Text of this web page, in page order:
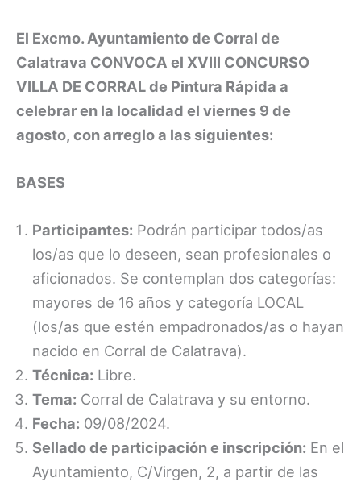
El Excmo. Ayuntamiento de Corral de
Calatrava CONVOCA el XVIII CONCURSO
VILLA DE CORRAL de Pintura Rápida a
celebrar en la localidad el viernes 9 de
agosto, con arreglo a las siguientes:
BASES
Participantes: Podrán participar todos/as
los/as que lo deseen, sean profesionales o
aficionados. Se contemplan dos categorías:
mayores de 16 años y categoría LOCAL
(los/as que estén empadronados/as o hayan
nacido en Corral de Calatrava).
Técnica: Libre.
Tema: Corral de Calatrava y su entorno.
Fecha: 09/08/2024.
Sellado de participación e inscripción: En el
Ayuntamiento, C/Virgen, 2, a partir de las